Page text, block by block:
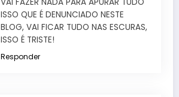
ISSO QUE É DENUNCIADO NESTE
BLOG, VAI FICAR TUDO NAS ESCURAS,
ISSO É TRISTE!
Responder